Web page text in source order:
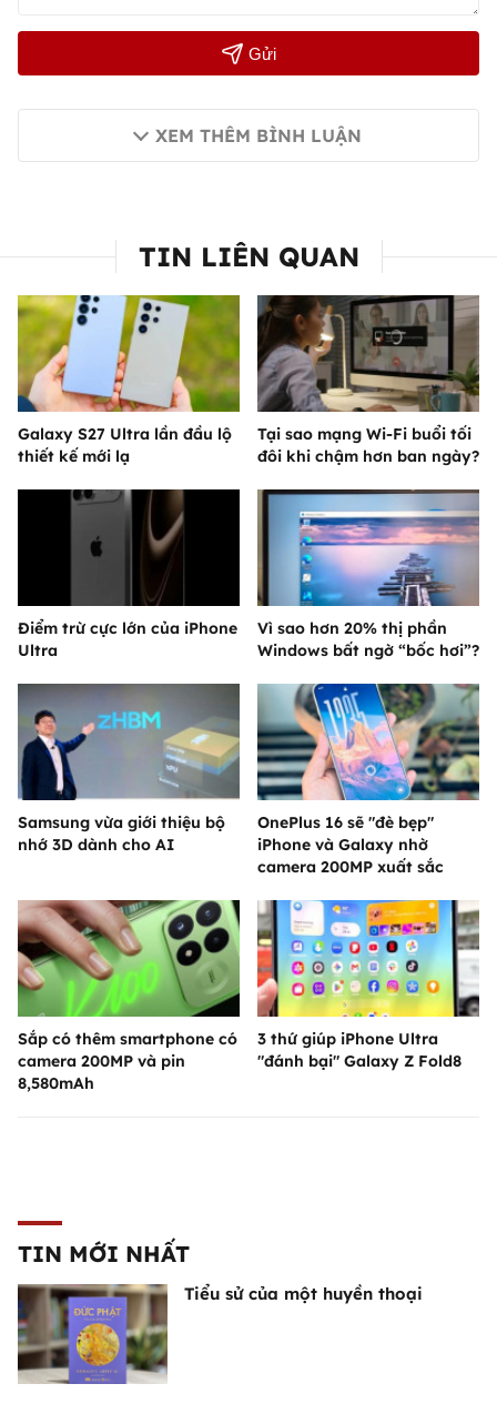
Gửi
XEM THÊM BÌNH LUẬN
TIN LIÊN QUAN
Galaxy S27 Ultra lần đầu lộ
thiết kế mới lạ
Tại sao mạng Wi-Fi buổi tối
đôi khi chậm hơn ban ngày?
Điểm trừ cực lớn của iPhone
Ultra
Vì sao hơn 20% thị phần
Windows bất ngờ “bốc hơi”?
Samsung vừa giới thiệu bộ
nhớ 3D dành cho AI
OnePlus 16 sẽ "đè bẹp"
iPhone và Galaxy nhờ
camera 200MP xuất sắc
Sắp có thêm smartphone có
camera 200MP và pin
8,580mAh
3 thứ giúp iPhone Ultra
"đánh bại" Galaxy Z Fold8
TIN MỚI NHẤT
Tiểu sử của một huyền thoại